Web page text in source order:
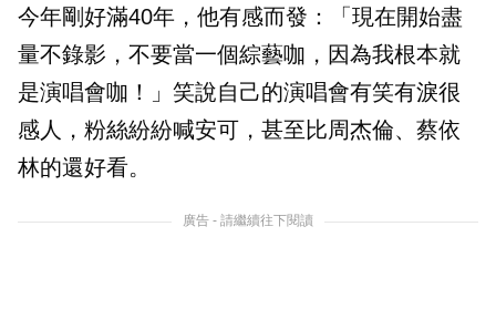
今年剛好滿40年，他有感而發：「現在開始盡
量不錄影，不要當一個綜藝咖，因為我根本就
是演唱會咖！」笑說自己的演唱會有笑有淚很
感人，粉絲紛紛喊安可，甚至比周杰倫、蔡依
林的還好看。
廣告 - 請繼續往下閱讀